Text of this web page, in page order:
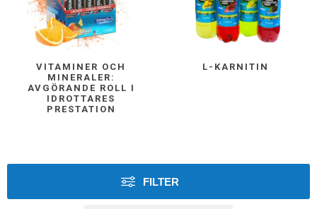
VITAMINER OCH
MINERALER:
AVGÖRANDE ROLL I
IDROTTARES
PRESTATION
L-KARNITIN
FILTER